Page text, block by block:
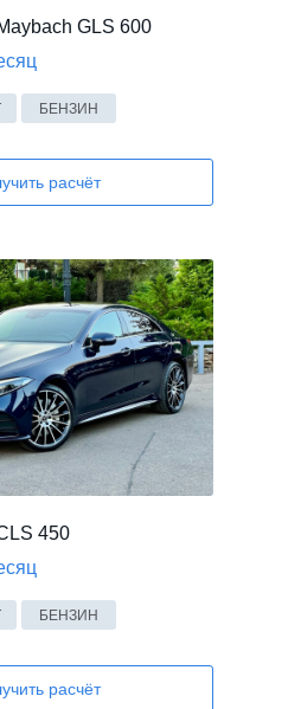
GLS 600
450
расчёт
расчёт
БЕНЗИН
БЕНЗИН